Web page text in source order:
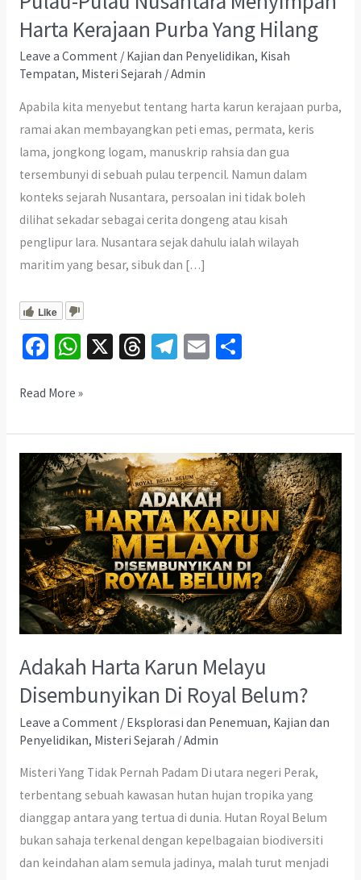
Harta Kerajaan Purba Yang Hilang
Leave a Comment / Kajian dan Penyelidikan, Kisah
Tempatan, Misteri Sejarah /Admin
Apabila kita menyebut tentang harta karun kerajaan purba,
ramai akan membayangkan peti emas, permata, keris
lama, jongkong logam, manuskrip rahsia dan gua
tersembunyi di sebuah pulau terpencil. Namun dalam
konteks sejarah Nusantara, persoalan ini tidak boleh
dilihat sekadar sebagai cerita dongeng atau kisah
penglipur lara. Nusantara sejak dahulu ialah wilayah
maritim yang besar, sibuk dan […]
Like
Fa
b
o
k
W
at
p
p
X T Te
m
E S
Pulau-
Nusantara
Menyimpan
Harta
Kerajaan
Purba
Yang
Hilang
Read More »
Adakah Harta Karun Melayu
Disembunyikan Di Royal Belum?
Leave a Comment / Eksplorasi dan Penemuan, Kajian dan
Penyelidikan, Misteri Sejarah /Admin
Misteri Yang Tidak Pernah Padam Di utara negeri Perak,
terbentang sebuah kawasan hutan hujan tropika yang
dianggap antara yang tertua di dunia. Hutan Royal Belum
bukan sahaja terkenal dengan kepelbagaian biodiversiti
dan keindahan alam semula jadinya, malah turut menjadi